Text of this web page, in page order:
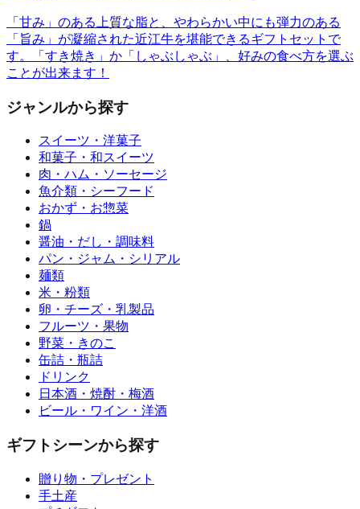
「甘み」のある上質な脂と、やわらかい中にも弾力のある
「旨み」が凝縮された近江牛を堪能できるギフトセットで
す。「すき焼き」か「しゃぶしゃぶ」、好みの食べ方を選ぶ
ことが出来ます！
ジャンルから探す
スイーツ・洋菓子
和菓子・和スイーツ
肉・ハム・ソーセージ
魚介類・シーフード
おかず・お惣菜
鍋
醤油・だし・調味料
パン・ジャム・シリアル
麺類
米・粉類
卵・チーズ・乳製品
フルーツ・果物
野菜・きのこ
缶詰・瓶詰
ドリンク
日本酒・焼酎・梅酒
ビール・ワイン・洋酒
ギフトシーンから探す
贈り物・プレゼント
手土産